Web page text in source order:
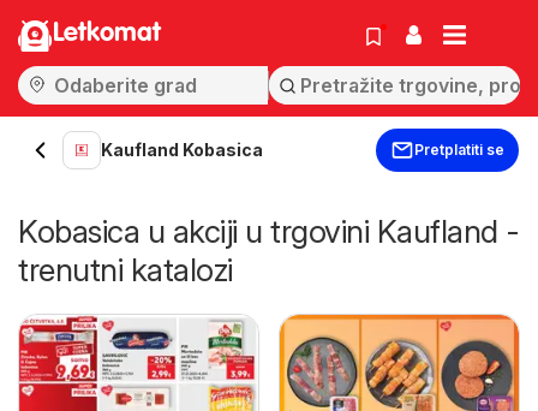
Letkomat
Kaufland Kobasica Pretplatiti se
Kobasica u akciji u trgovini Kaufland -
trenutni katalozi